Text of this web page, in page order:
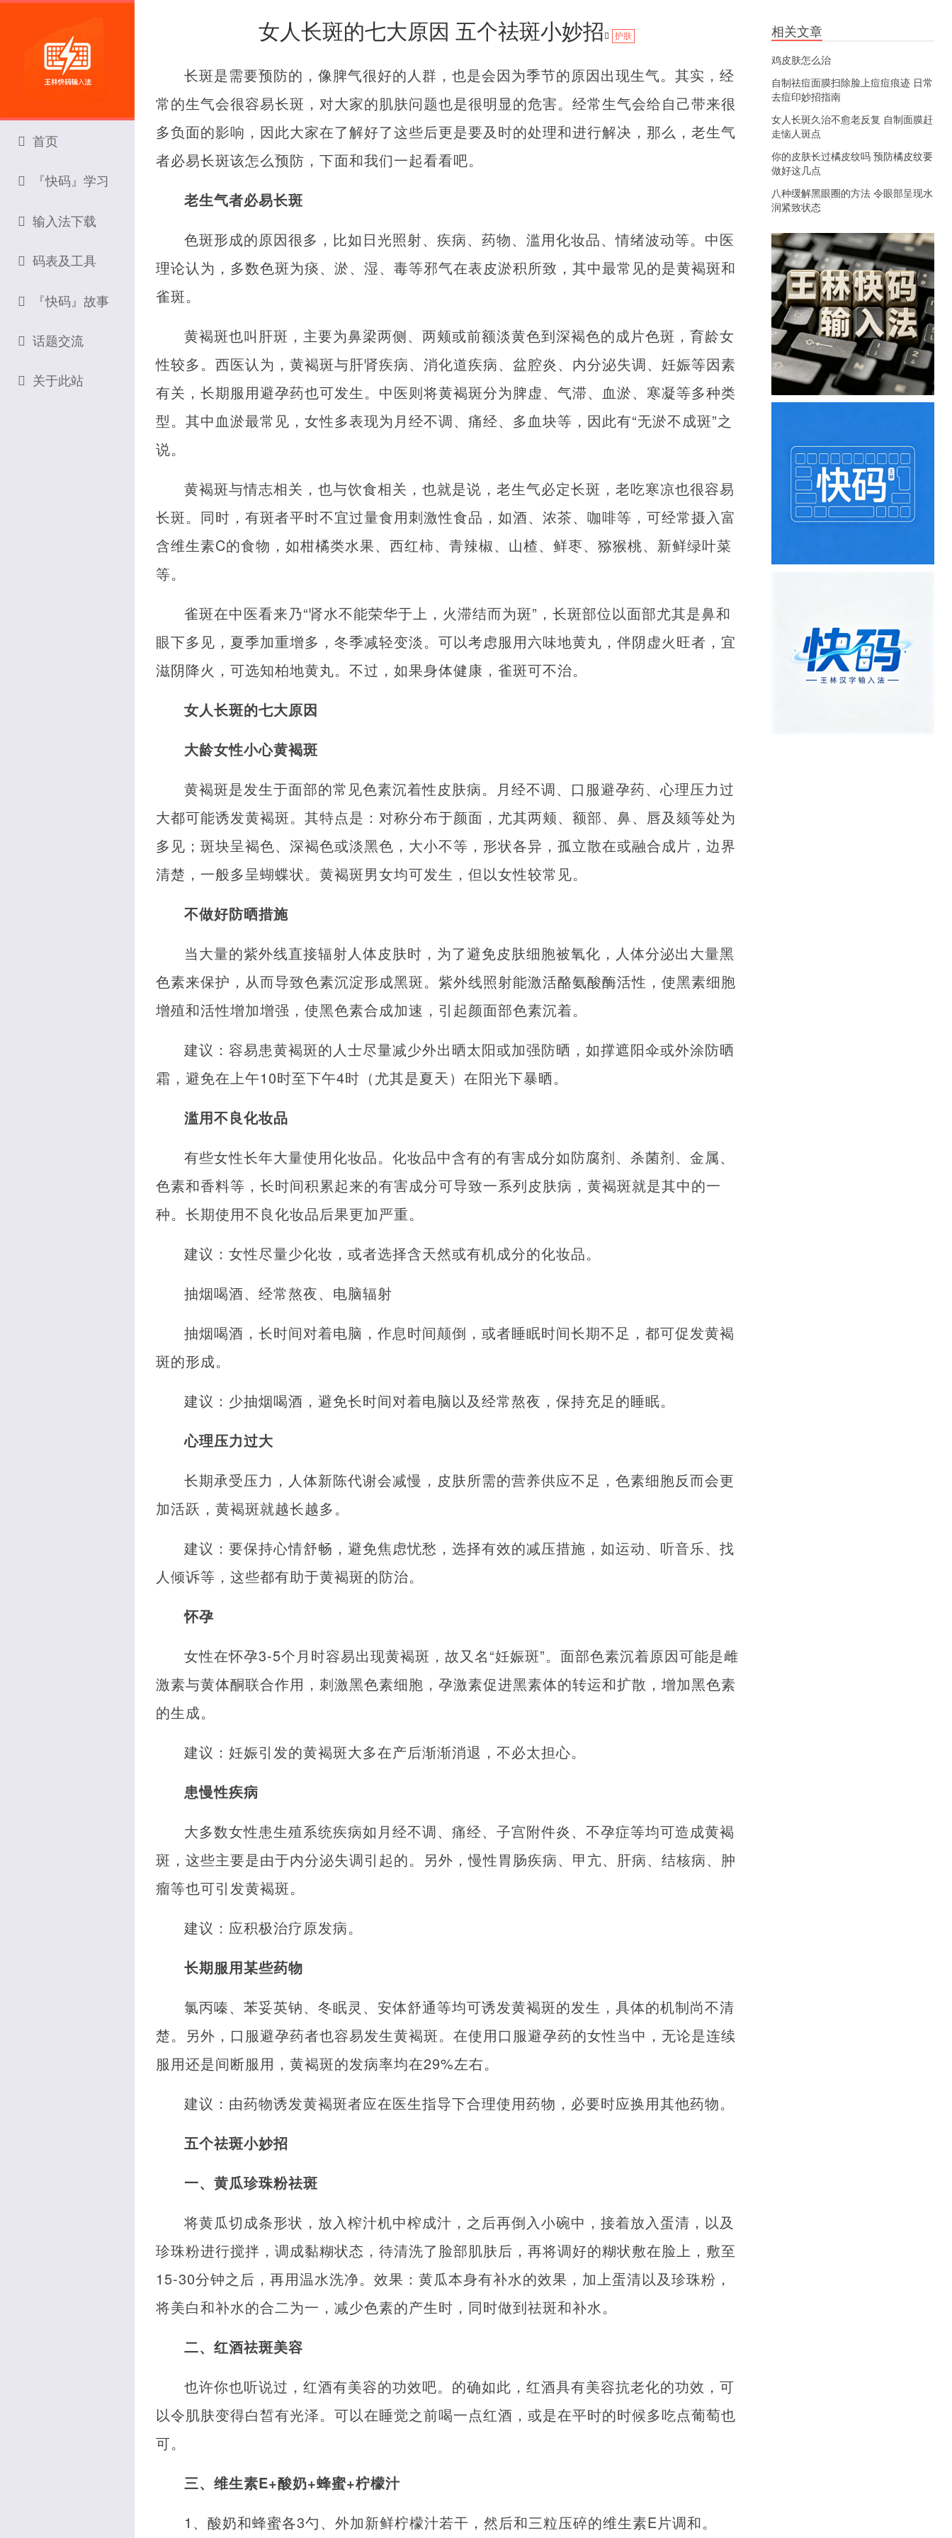
女人长斑的七大原因 五个祛斑小妙招 护肤
长斑是需要预防的，像脾气很好的人群，也是会因为季节的原因出现生气。其实，经
常的生气会很容易长斑，对大家的肌肤问题也是很明显的危害。经常生气会给自己带来很
多负面的影响，因此大家在了解好了这些后更是要及时的处理和进行解决，那么，老生气
者必易长斑该怎么预防，下面和我们一起看看吧。
老生气者必易长斑
色斑形成的原因很多，比如日光照射、疾病、药物、滥用化妆品、情绪波动等。中医
理论认为，多数色斑为痰、淤、湿、毒等邪气在表皮淤积所致，其中最常见的是黄褐斑和
雀斑。
黄褐斑也叫肝斑，主要为鼻梁两侧、两颊或前额淡黄色到深褐色的成片色斑，育龄女
性较多。西医认为，黄褐斑与肝肾疾病、消化道疾病、盆腔炎、内分泌失调、妊娠等因素
有关，长期服用避孕药也可发生。中医则将黄褐斑分为脾虚、气滞、血淤、寒凝等多种类
型。其中血淤最常见，女性多表现为月经不调、痛经、多血块等，因此有“无淤不成斑”之
说。
黄褐斑与情志相关，也与饮食相关，也就是说，老生气必定长斑，老吃寒凉也很容易
长斑。同时，有斑者平时不宜过量食用刺激性食品，如酒、浓茶、咖啡等，可经常摄入富
含维生素C的食物，如柑橘类水果、西红柿、青辣椒、山楂、鲜枣、猕猴桃、新鲜绿叶菜
等。
雀斑在中医看来乃“肾水不能荣华于上，火滞结而为斑”，长斑部位以面部尤其是鼻和
眼下多见，夏季加重增多，冬季减轻变淡。可以考虑服用六味地黄丸，伴阴虚火旺者，宜
滋阴降火，可选知柏地黄丸。不过，如果身体健康，雀斑可不治。
女人长斑的七大原因
大龄女性小心黄褐斑
黄褐斑是发生于面部的常见色素沉着性皮肤病。月经不调、口服避孕药、心理压力过
大都可能诱发黄褐斑。其特点是：对称分布于颜面，尤其两颊、额部、鼻、唇及颏等处为
多见；斑块呈褐色、深褐色或淡黑色，大小不等，形状各异，孤立散在或融合成片，边界
清楚，一般多呈蝴蝶状。黄褐斑男女均可发生，但以女性较常见。
不做好防晒措施
当大量的紫外线直接辐射人体皮肤时，为了避免皮肤细胞被氧化，人体分泌出大量黑
色素来保护，从而导致色素沉淀形成黑斑。紫外线照射能激活酪氨酸酶活性，使黑素细胞
增殖和活性增加增强，使黑色素合成加速，引起颜面部色素沉着。
建议：容易患黄褐斑的人士尽量减少外出晒太阳或加强防晒，如撑遮阳伞或外涂防晒
霜，避免在上午10时至下午4时（尤其是夏天）在阳光下暴晒。
滥用不良化妆品
有些女性长年大量使用化妆品。化妆品中含有的有害成分如防腐剂、杀菌剂、金属、
色素和香料等，长时间积累起来的有害成分可导致一系列皮肤病，黄褐斑就是其中的一
种。长期使用不良化妆品后果更加严重。
建议：女性尽量少化妆，或者选择含天然或有机成分的化妆品。
抽烟喝酒、经常熬夜、电脑辐射
抽烟喝酒，长时间对着电脑，作息时间颠倒，或者睡眠时间长期不足，都可促发黄褐
斑的形成。
建议：少抽烟喝酒，避免长时间对着电脑以及经常熬夜，保持充足的睡眠。
心理压力过大
长期承受压力，人体新陈代谢会减慢，皮肤所需的营养供应不足，色素细胞反而会更
加活跃，黄褐斑就越长越多。
建议：要保持心情舒畅，避免焦虑忧愁，选择有效的减压措施，如运动、听音乐、找
人倾诉等，这些都有助于黄褐斑的防治。
怀孕
女性在怀孕3-5个月时容易出现黄褐斑，故又名“妊娠斑”。面部色素沉着原因可能是雌
激素与黄体酮联合作用，刺激黑色素细胞，孕激素促进黑素体的转运和扩散，增加黑色素
的生成。
建议：妊娠引发的黄褐斑大多在产后渐渐消退，不必太担心。
患慢性疾病
大多数女性患生殖系统疾病如月经不调、痛经、子宫附件炎、不孕症等均可造成黄褐
斑，这些主要是由于内分泌失调引起的。另外，慢性胃肠疾病、甲亢、肝病、结核病、肿
瘤等也可引发黄褐斑。
建议：应积极治疗原发病。
长期服用某些药物
氯丙嗪、苯妥英钠、冬眠灵、安体舒通等均可诱发黄褐斑的发生，具体的机制尚不清
楚。另外，口服避孕药者也容易发生黄褐斑。在使用口服避孕药的女性当中，无论是连续
服用还是间断服用，黄褐斑的发病率均在29%左右。
建议：由药物诱发黄褐斑者应在医生指导下合理使用药物，必要时应换用其他药物。
五个祛斑小妙招
一、黄瓜珍珠粉祛斑
将黄瓜切成条形状，放入榨汁机中榨成汁，之后再倒入小碗中，接着放入蛋清，以及
珍珠粉进行搅拌，调成黏糊状态，待清洗了脸部肌肤后，再将调好的糊状敷在脸上，敷至
15-30分钟之后，再用温水洗净。效果：黄瓜本身有补水的效果，加上蛋清以及珍珠粉，
将美白和补水的合二为一，减少色素的产生时，同时做到祛斑和补水。
二、红酒祛斑美容
也许你也听说过，红酒有美容的功效吧。的确如此，红酒具有美容抗老化的功效，可
以令肌肤变得白皙有光泽。可以在睡觉之前喝一点红酒，或是在平时的时候多吃点葡萄也
可。
三、维生素E+酸奶+蜂蜜+柠檬汁
1、酸奶和蜂蜜各3勺、外加新鲜柠檬汁若干，然后和三粒压碎的维生素E片调和。
首页
『快码』学习
输入法下载
码表及工具
『快码』故事
话题交流
关于此站
相关文章
鸡皮肤怎么治
自制祛痘面膜扫除脸上痘痘痕迹 日常
去痘印妙招指南
女人长斑久治不愈老反复 自制面膜赶
走恼人斑点
你的皮肤长过橘皮纹吗 预防橘皮纹要
做好这几点
八种缓解黑眼圈的方法 令眼部呈现水
润紧致状态